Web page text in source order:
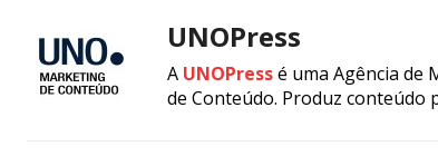
UNOPress
A UNOPressé uma Agência de
de Conteúdo. Produz conteúdo